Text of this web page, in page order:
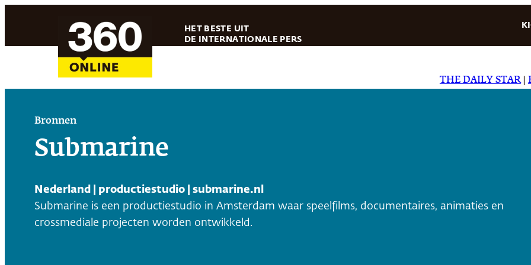
HET BESTE UIT
DE INTERNATIONALE PERS
THE DAILY STAR|EL
Bronnen
Submarine
Nederland | productiestudio | submarine.nl
Submarine is een productiestudio in Amsterdam waar speelfilms, documentaires, animaties en
crossmediale projecten worden ontwikkeld.